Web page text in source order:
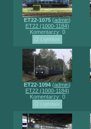
ET22-1075 (admin)
ET22 (1000-1184)
Komentarzy: 0
ET22-1094 (admin)
ET22 (1000-1184)
Komentarzy: 0